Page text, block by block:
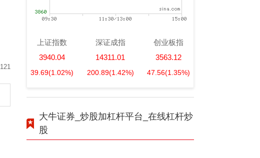
121
上证指数
3940.04
39.69(1.02%)
深证成指
14311.01
200.89(1.42%)
创业板指
3563.12
47.56(1.35%)
大牛证券_炒股加杠杆平台_在线杠杆炒
股